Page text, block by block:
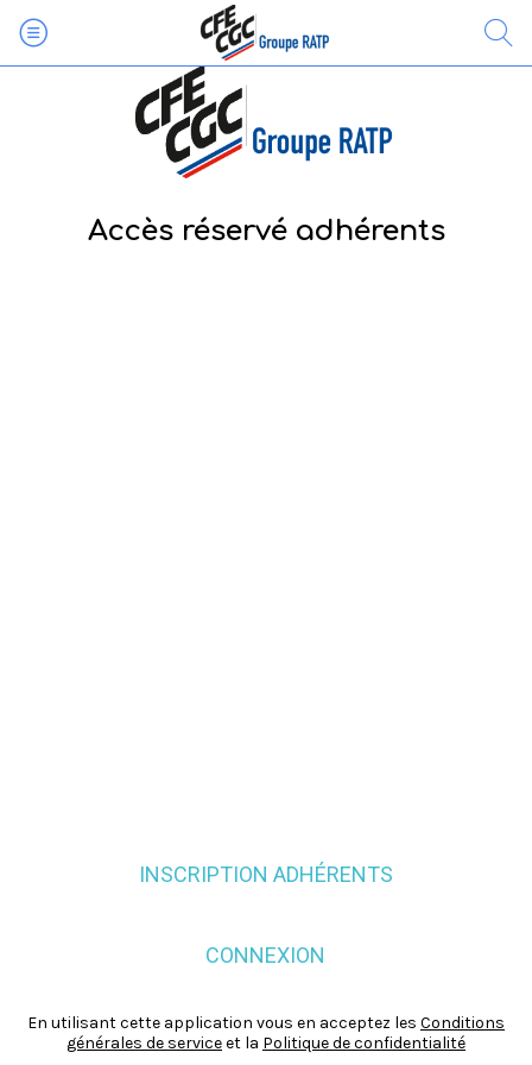
Accès réservé adhérents
INSCRIPTION ADHÉRENTS
CONNEXION
En utilisant cette application vous en acceptez les Conditions
générales de serviceet la Politique de confidentialité